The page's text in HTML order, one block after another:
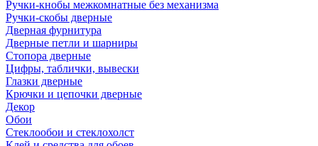
Ручки-кнобы межкомнатные без механизма
Ручки-скобы дверные
Дверная фурнитура
Дверные петли и шарниры
Стопора дверные
Цифры, таблички, вывески
Глазки дверные
Крючки и цепочки дверные
Декор
Обои
Стеклообои и стеклохолст